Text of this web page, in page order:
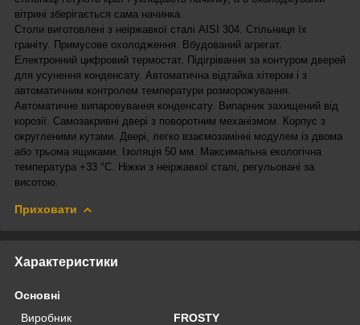
вітрині зберігається сама начинка.
Столи виготовлені з неіржавкої сталі AISI 304. Стільниця їх
граніту. Примусове охолодження. Вбудований агрегат.
Електронний цифровий термостат. Підігрівання за контуром дверей
для усунення конденсату. Автоматична відтайка хітером і з
автоматичним контролем температури розморожування.
Автоматичне випаровування конденсату. Випарник захищений від
корозії. Самозакривні двері з поворотним механізмом. Корпус з
округленими кутами. Двері, легко взаємозамінні модулем із двома
або трьома ящиками. Ізоляція 50 мм. Максимальна екологічна
температура +33 °C. Ніжки з неіржавкої сталі, регульовані за
висотою.
Приховати
Характеристики
Основні
Виробник
FROSTY